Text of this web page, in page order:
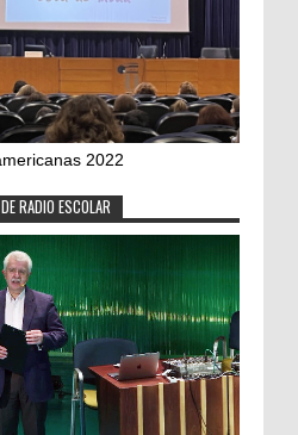
2022
RADIO ESCOLAR